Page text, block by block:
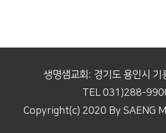
생명샘교회: 경기도 용인시 기
TEL 031)288-
Copyright(c) 2020 By SAENG